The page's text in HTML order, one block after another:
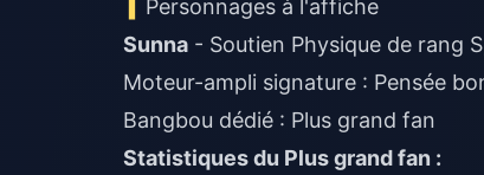
Personnages à l'affiche
Sunna - Soutien Physique de rang
Moteur-ampli signature : Pensée
Bangbou dédié : Plus grand fan
Statistiques du Plus grand fan :